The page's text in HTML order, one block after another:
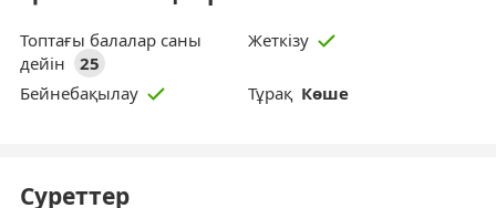
Топтағы балалар саны
дейін
25
Жеткізу
Бейнебақылау Тұрақ Көше
Суреттер